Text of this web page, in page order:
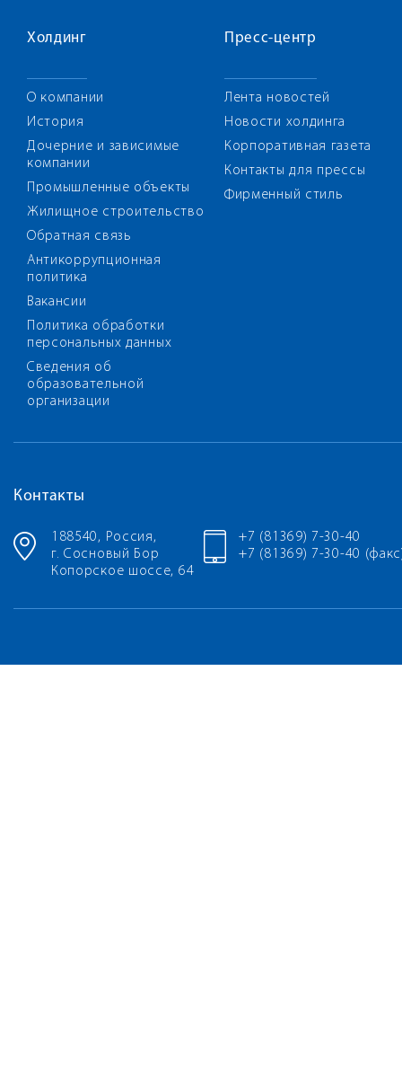
Холдинг
О компании
История
Дочерние и зависимые
компании
Промышленные объекты
Жилищное строительство
Обратная связь
Антикоррупционная
политика
Вакансии
Политика обработки
персональных данных
Сведения об
образовательной
организации
Пресс-центр
Лента новостей
Новости холдинга
Корпоративная газета
Контакты для прессы
Фирменный стиль
Контакты
188540, Россия,
г. Сосновый Бор
Копорское шоссе, 64
+7 (81369) 7-30-40
+7 (81369) 7-30-40